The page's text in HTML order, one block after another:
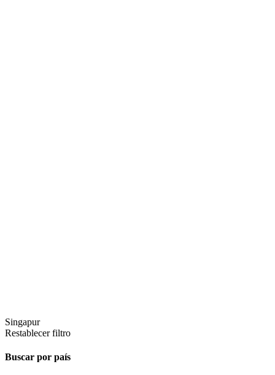
Singapur
Restablecer filtro
Buscar por país